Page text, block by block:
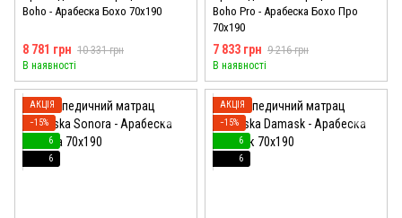
Boho - Арабеска Бохо 70x190
8 781 грн 10 331 грн
В наявності
Boho Pro - Арабеска Бохо Про
70x190
7 833 грн 9 216 грн
В наявності
АКЦІЯ
−15%
6
6
АКЦІЯ
−15%
6
6